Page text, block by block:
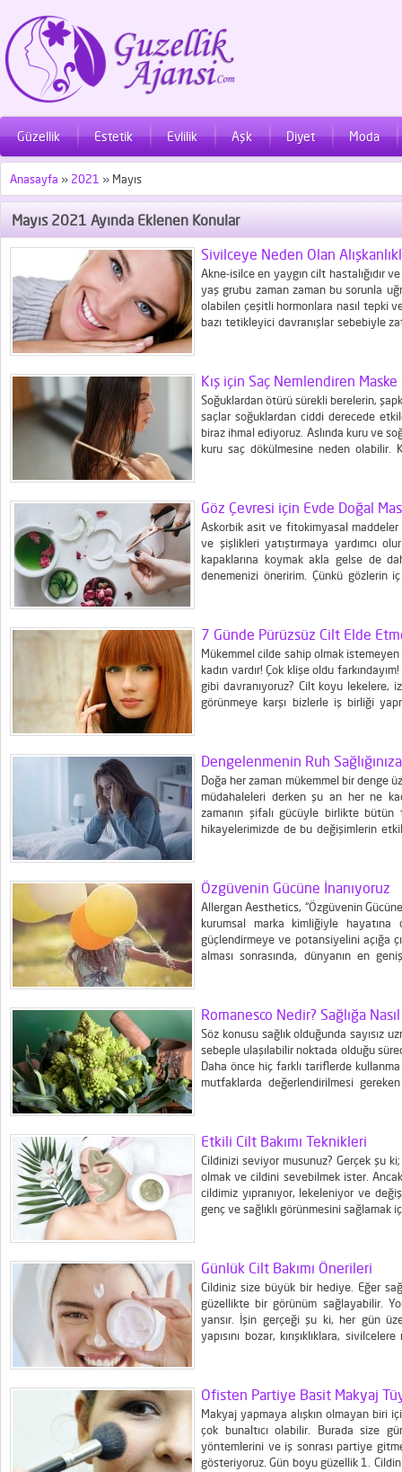
Güzellik Estetik Evlilik Aşk Diyet Moda
Anasayfa » 2021 » Mayıs
Mayıs 2021 Ayında Eklenen Konular
Sivilceye Neden Olan
Akne-isilce en yaygın cilt hastalığıdır
yaş grubu zaman zaman bu sorunla
olabilen çeşitli hormonlara nasıl tepki
bazı tetikleyici davranışlar sebebiyle
Kış için Saç Nemlendiren
Soğuklardan ötürü sürekli berelerin,
saçlar soğuklardan ciddi derecede
biraz ihmal ediyoruz. Aslında kuru ve
kuru saç dökülmesine neden olabilir.
Göz Çevresi için Evde Doğal
Askorbik asit ve fitokimyasal maddeler
ve şişlikleri yatıştırmaya yardımcı
kapaklarına koymak akla gelse de
denemenizi öneririm. Çünkü gözlerin
7 Günde Pürüzsüz Cilt Elde
Mükemmel cilde sahip olmak
kadın vardır! Çok klişe oldu
gibi davranıyoruz? Cilt koyu lekelere,
görünmeye karşı bizlerle iş birliği
Dengelenmenin Ruh
Doğa her zaman mükemmel bir denge
müdahaleleri derken şu an her ne
zamanın şifalı gücüyle birlikte
hikayelerimizde de bu değişimlerin
Özgüvenin Gücüne İnanıyoruz
Allergan Aesthetics, “Özgüvenin
kurumsal marka kimliğiyle hayatına
güçlendirmeye ve potansiyelini açığa
alması sonrasında, dünyanın en
Romanesco Nedir? Sağlığa
Söz konusu sağlık olduğunda sayısız
sebeple ulaşılabilir noktada olduğu
Daha önce hiç farklı tariflerde
mutfaklarda değerlendirilmesi
Etkili Cilt Bakımı Teknikleri
Cildinizi seviyor musunuz? Gerçek şu ki;
olmak ve cildini sevebilmek ister.
cildimiz yıpranıyor, lekeleniyor ve
genç ve sağlıklı görünmesini sağlamak
Günlük Cilt Bakımı Önerileri
Cildiniz size büyük bir hediye. Eğer
güzellikte bir görünüm sağlayabilir.
yansır. İşin gerçeği şu ki, her gün
yapısını bozar, kırışıklıklara,
Ofisten Partiye Basit Makyaj
Makyaj yapmaya alışkın olmayan biri
çok bunaltıcı olabilir. Burada size
yöntemlerini ve iş sonrası partiye
gösteriyoruz. Gün boyu güzellik 1.